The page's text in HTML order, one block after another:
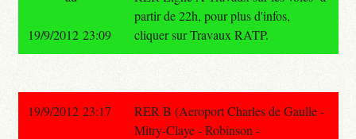
partir de 22h, pour plus d'infos,
cliquer sur Travaux RATP.
19/9/2012 23:09
19/9/2012 23:17
RER B (Aeroport Charles de Gaulle -
Mitry-Claye - Robinson -